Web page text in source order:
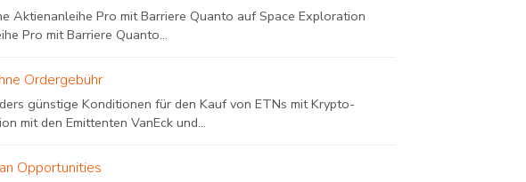
Aktienanleihe Pro mit Barriere Quanto auf Space Exploration
Pro mit Barriere Quanto...
Ordergebühr
günstige Konditionen für den Kauf von ETNs mit Krypto-
mit den Emittenten VanEck und...
Opportunities